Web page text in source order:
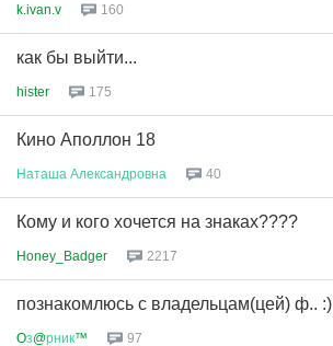
k.ivan.v 160
как бы выйти...
hister 175
Кино Аполлон 18
Наташа Александровна 40
Кому и кого хочется на знаках????
Honey_Badger 2217
познакомлюсь с владельцам(цей) ф.. :)
Oз@рник™ 97